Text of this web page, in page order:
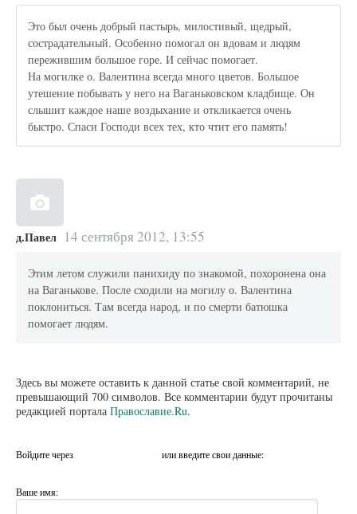
Это был очень добрый пастырь, милостивый, щедрый,
сострадательный. Особенно помогал он вдовам и людям
пережившим большое горе. И сейчас помогает.
На могилке о. Валентина всегда много цветов. Большое
утешение побывать у него на Ваганьковском кладбище. Он
слышит каждое наше воздыхание и откликается очень
быстро. Спаси Господи всех тех, кто чтит его память!
д.Павел 14 сентября 2012, 13:55
Этим летом служили панихиду по знакомой, похоронена она
на Ваганькове. После сходили на могилу о. Валентина
поклониться. Там всегда народ, и по смерти батюшка
помогает людям.
Здесь вы можете оставить к данной статье свой комментарий, не
превышающий 700 символов. Все комментарии будут прочитаны
редакцией портала Православие.Ru.
Войдите через или введите свои данные:
Ваше имя: